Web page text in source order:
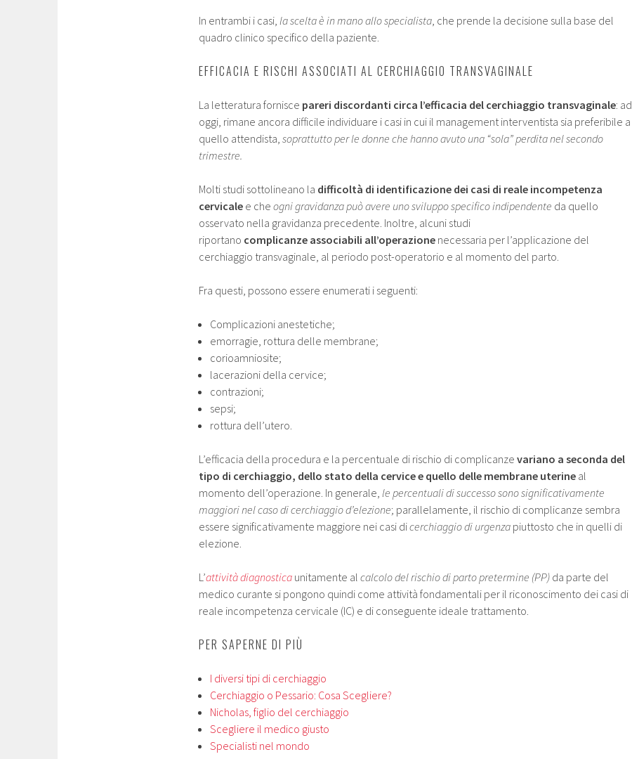
In entrambi i casi, la scelta è in mano allo specialista, che prende la decisione sulla base del
quadro clinico specifico della paziente.
EFFICACIA E RISCHI ASSOCIATI AL CERCHIAGGIO TRANSVAGINALE
La letteratura fornisce pareri discordanti circa l’efficacia del cerchiaggio transvaginale: ad
oggi, rimane ancora difficile individuare i casi in cui il management interventista sia preferibile a
quello attendista, soprattutto per le donne che hanno avuto una “sola” perdita nel secondo
trimestre.
Molti studi sottolineano la difficoltà di identificazione dei casi di reale incompetenza
cervicale e che ogni gravidanza può avere uno sviluppo specifico indipendente da quello
osservato nella gravidanza precedente. Inoltre, alcuni studi
riportano complicanze associabili all’operazione necessaria per l’applicazione del
cerchiaggio transvaginale, al periodo post-operatorio e al momento del parto.
Fra questi, possono essere enumerati i seguenti:
Complicazioni anestetiche;
emorragie, rottura delle membrane;
corioamniosite;
lacerazioni della cervice;
contrazioni;
sepsi;
rottura dell’utero.
L’efficacia della procedura e la percentuale di rischio di complicanze variano a seconda del
tipo di cerchiaggio, dello stato della cervice e quello delle membrane uterine al
momento dell’operazione. In generale, le percentuali di successo sono significativamente
maggiori nel caso di cerchiaggio d’elezione; parallelamente, il rischio di complicanze sembra
essere significativamente maggiore nei casi dicerchiaggio di urgenza piuttosto che in quelli di
elezione.
L’attività diagnostica unitamente al calcolo del rischio di parto pretermine (PP) da parte del
medico curante si pongono quindi come attività fondamentali per il riconoscimento dei casi di
reale incompetenza cervicale (IC) e di conseguente ideale trattamento.
PER SAPERNE DI PIÙ
I diversi tipi di cerchiaggio
Cerchiaggio o Pessario: Cosa Scegliere?
Nicholas, figlio del cerchiaggio
Scegliere il medico giusto
Specialisti nel mondo